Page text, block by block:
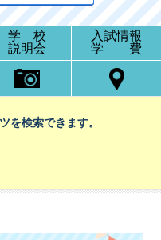
学 校
説明会
入試情報
学 費
を検索できます。